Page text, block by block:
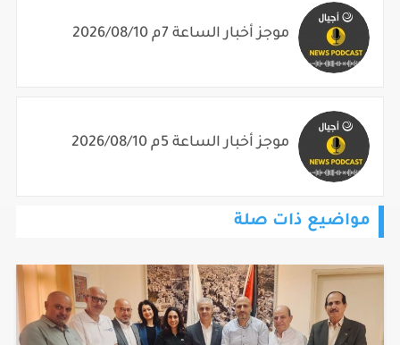
موجز أخبار الساعة 7م 2026/08/10
موجز أخبار الساعة 5م 2026/08/10
مواضيع ذات صلة